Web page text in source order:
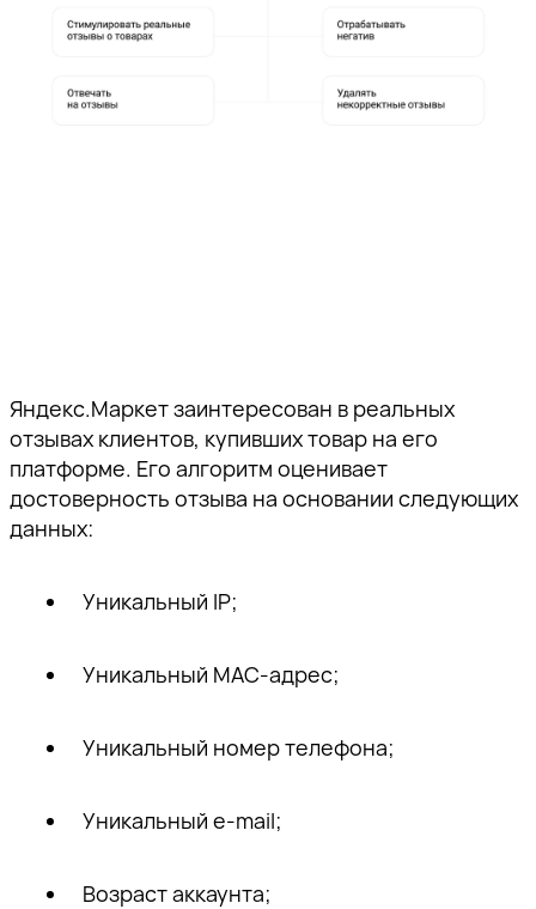
Яндекс.Маркет заинтересован в реальных
отзывах клиентов, купивших товар на его
платформе. Его алгоритм оценивает
достоверность отзыва на основании следующих
данных:
Уникальный IP;
Уникальный MAC-адрес;
Уникальный номер телефона;
Уникальный e-mail;
Возраст аккаунта;